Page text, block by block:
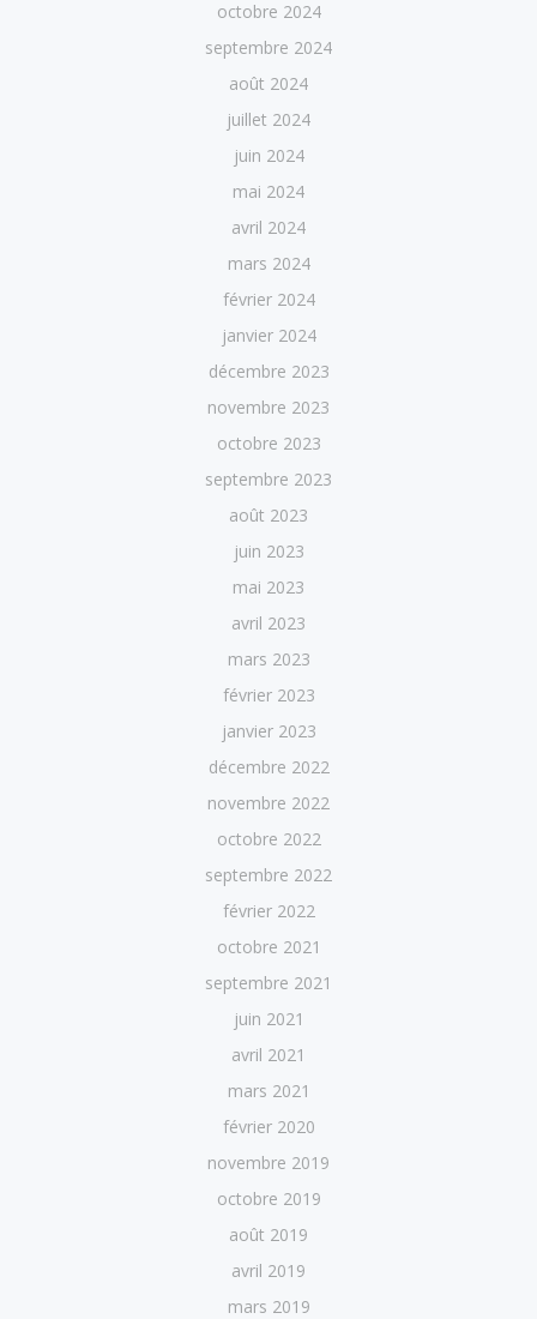
octobre 2024
septembre 2024
août 2024
juillet 2024
juin 2024
mai 2024
avril 2024
mars 2024
février 2024
janvier 2024
décembre 2023
novembre 2023
octobre 2023
septembre 2023
août 2023
juin 2023
mai 2023
avril 2023
mars 2023
février 2023
janvier 2023
décembre 2022
novembre 2022
octobre 2022
septembre 2022
février 2022
octobre 2021
septembre 2021
juin 2021
avril 2021
mars 2021
février 2020
novembre 2019
octobre 2019
août 2019
avril 2019
mars 2019